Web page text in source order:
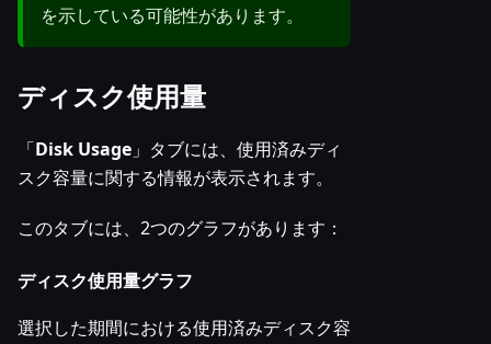
を示している可能性があります。
ディスク使用量
「Disk Usage 」タブには、使用済みディ
スク容量に関する情報が表示されます。
このタブには、2つのグラフがあります：
ディスク使用量グラフ
選択した期間における使用済みディスク容